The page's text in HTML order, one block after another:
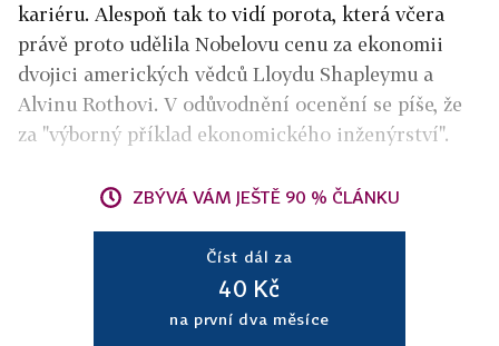
kariéru. Alespoň tak to vidí porota, která včera
právě proto udělila Nobelovu cenu za ekonomii
dvojici amerických vědců Lloydu Shapleymu a
Alvinu Rothovi. V odůvodnění ocenění se píše, že
za "výborný příklad ekonomického inženýrství".
ZBÝVÁ VÁM JEŠTĚ 90 % ČLÁNKU
Číst dál za
40 Kč
na první dva měsíce